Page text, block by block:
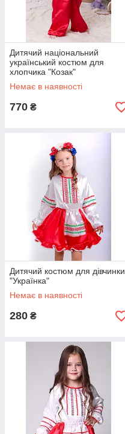
Дитячий національний
український костюм для
хлопчика "Козак"
Немає в наявності
770 ₴
Дитячий костюм для дівчинки
"Українка"
Немає в наявності
280 ₴